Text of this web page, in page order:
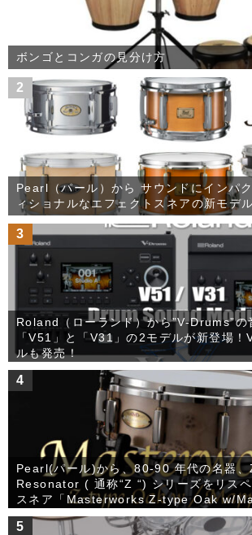
ボンゴとコンガの見分け方
2
Pearl（パール）から サウンドにインパ
ィショナルなエフェクトスネアの新モデ
3
Roland（ローランド）から”V-Drums”の
「V51」と「V31」の2モデルが新登場
ルも発売！
4
Pearl(パール)から、80-90 年代の名器
Resonator ( 通称“Z “) シリーズをリス
スネア「Masterworks Z-type Oak w/
売！
5